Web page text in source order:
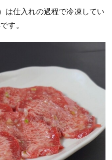
は仕入れの過程で冷凍してい
す。